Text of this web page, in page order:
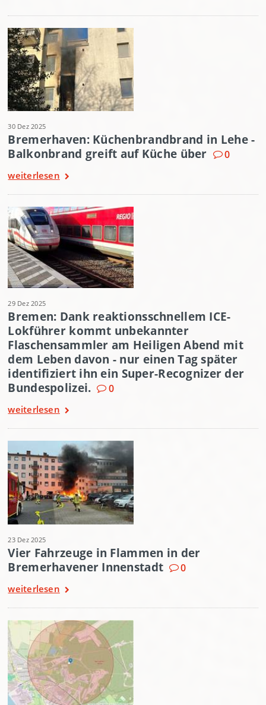
30 Dez 2025
Bremerhaven: Küchenbrandbrand in Lehe -
Balkonbrand greift auf Küche über
0
weiterlesen
29 Dez 2025
Bremen: Dank reaktionsschnellem ICE-
Lokführer kommt unbekannter
Flaschensammler am Heiligen Abend mit
dem Leben davon - nur einen Tag später
identifiziert ihn ein Super-Recognizer der
Bundespolizei.
0
weiterlesen
23 Dez 2025
Vier Fahrzeuge in Flammen in der
Bremerhavener Innenstadt
0
weiterlesen